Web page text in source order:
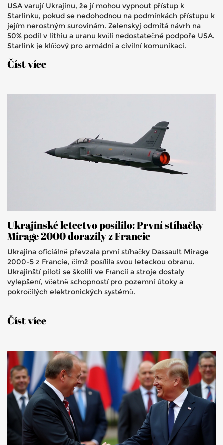
USA varují Ukrajinu, že jí mohou vypnout přístup k
Starlinku, pokud se nedohodnou na podmínkách přístupu k
jejím nerostným surovinám. Zelenskyj odmítá návrh na
50% podíl v lithiu a uranu kvůli nedostatečné podpoře USA.
Starlink je klíčový pro armádní a civilní komunikaci.
Číst více
Ukrajinské letectvo posílilo: První stíhačky
Mirage 2000 dorazily z Francie
Ukrajina oficiálně převzala první stíhačky Dassault Mirage
2000-5 z Francie, čímž posílila svou leteckou obranu.
Ukrajinští piloti se školili ve Francii a stroje dostaly
vylepšení, včetně schopností pro pozemní útoky a
pokročilých elektronických systémů.
Číst více